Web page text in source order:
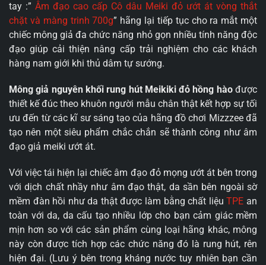
tay :” Âm đạo cao cấp Cô dâu Meiki đỏ ướt át vòng thắt
chặt và màng trinh 700g” hãng lại tiếp tục cho ra mắt một
chiếc mông giả đa chức năng nhỏ gọn nhiều tính năng độc
đạo giúp cải thiện nâng cấp trải nghiệm cho các khách
hàng nam giới khi thủ dâm tự sướng.
Mông giả nguyên khối rung hút Meikiki đỏ hồng hàođược
thiết kế đúc theo khuôn người mẫu chân thật kết hợp sự tối
ưu đến từ các kĩ sư sáng tạo của hãng đồ chơi Mizzzee đã
tạo nên một siêu phẩm chắc chắn sẽ thành công như âm
đạo giả meiki ướt át.
Với việc tái hiện lại chiếc âm đạo đỏ mọng ướt át bên trong
với dịch chất nhầy như âm đạo thật, da sần bên ngoài sờ
mềm đàn hồi như da thật được làm bằng chất liệuTPE an
toàn với da, da cấu tạo nhiều lớp cho bạn cảm giác mềm
mịn hơn so với các sản phẩm cùng loại hãng khác, mông
này còn được tích hợp các chức năng đó là rung hút, rên
hiện đại. (Lưu ý bên trong kháng nước tuy nhiên bạn cần